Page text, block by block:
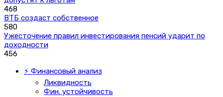
468
ВТБ создаст собственное
580
Ужесточение правил инвестирования пенсий ударит по
доходности
456
⚡ Финансовый анализ
Ликвидность
Фин. устойчивость